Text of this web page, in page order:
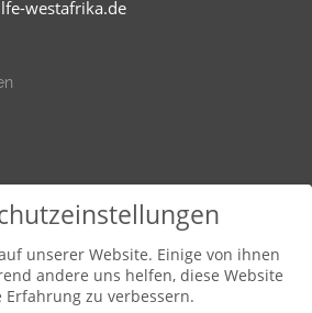
westafrika.de
Uhr (und nach Vereinbarung)
unserer Website. Einige von ihnen
andere uns helfen, diese Website
Erfahrung zu verbessern.